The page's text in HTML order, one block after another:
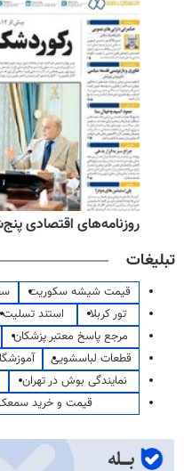
روزنامه‌های اقتصادی پنج‌شنبه ۱۵
تبلیغات
قیمت شیشه سکوریت
تور کربلا
استند تسلیت
مرجع پاسخ معتبر پزشکان
قطعات لباسشویی
نمایندگی بوش در تهران
قیمت و خرید سمعک